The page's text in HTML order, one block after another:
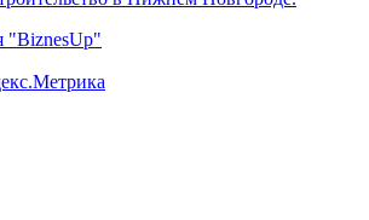
"BiznesUp"